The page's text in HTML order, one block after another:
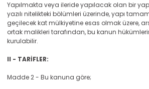
Yapılmakta veya ileride yapılacak olan bir
yazılı nitelikteki bölümleri üzerinde, yapı
geçilecek kat mülkiyetine esas olmak üzere,
ortak malikleri tarafından, bu kanun
kurulabilir.
II - TARİFLER:
Madde 2 - Bu kanuna göre;